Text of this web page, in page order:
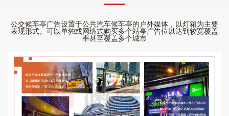
公交候车亭广告设置于公共汽车候车亭的户外媒体，以灯箱为主要
表现形式。可以单独或网络式购买多个站亭广告位以达到较宽覆盖
率甚至覆盖多个城市